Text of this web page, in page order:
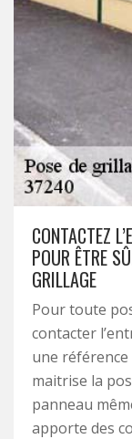
CONTACTEZ
POUR ÊTRE
GRILLAGE
Pour toute
contacter
une référence
maitrise la
panneau
apporte des